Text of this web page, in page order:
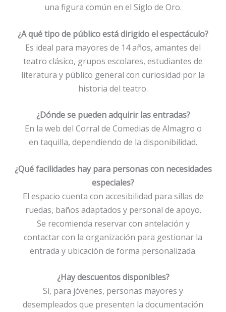
una figura común en el Siglo de Oro.
¿A qué tipo de público está dirigido el espectáculo?
Es ideal para mayores de 14 años, amantes del
teatro clásico, grupos escolares, estudiantes de
literatura y público general con curiosidad por la
historia del teatro.
¿Dónde se pueden adquirir las entradas?
En la web del Corral de Comedias de Almagro o
en taquilla, dependiendo de la disponibilidad.
¿Qué facilidades hay para personas con necesidades
especiales?
El espacio cuenta con accesibilidad para sillas de
ruedas, baños adaptados y personal de apoyo.
Se recomienda reservar con antelación y
contactar con la organización para gestionar la
entrada y ubicación de forma personalizada.
¿Hay descuentos disponibles?
Sí, para jóvenes, personas mayores y
desempleados que presenten la documentación